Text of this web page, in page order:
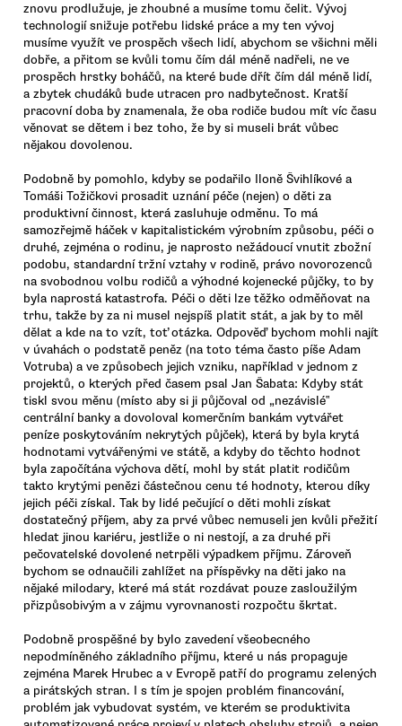
znovu prodlužuje, je zhoubné a musíme tomu čelit. Vývoj
technologií snižuje potřebu lidské práce a my ten vývoj
musíme využít ve prospěch všech lidí, abychom se všichni měli
dobře, a přitom se kvůli tomu čím dál méně nadřeli, ne ve
prospěch hrstky boháčů, na které bude dřít čím dál méně lidí,
a zbytek chudáků bude utracen pro nadbytečnost. Kratší
pracovní doba by znamenala, že oba rodiče budou mít víc času
věnovat se dětem i bez toho, že by si museli brát vůbec
nějakou dovolenou.
Podobně by pomohlo, kdyby se podařilo Iloně Švihlíkové a
Tomáši Tožičkovi prosadit uznání péče (nejen) o děti za
produktivní činnost, která zasluhuje odměnu. To má
samozřejmě háček v kapitalistickém výrobním způsobu, péči o
druhé, zejména o rodinu, je naprosto nežádoucí vnutit zbožní
podobu, standardní tržní vztahy v rodině, právo novorozenců
na svobodnou volbu rodičů a výhodné kojenecké půjčky, to by
byla naprostá katastrofa. Péči o děti lze těžko odměňovat na
trhu, takže by za ni musel nejspíš platit stát, a jak by to měl
dělat a kde na to vzít, toť otázka. Odpověď bychom mohli najít
v úvahách o podstatě peněz (na toto téma často píše Adam
Votruba) a ve způsobech jejich vzniku, například v jednom z
projektů, o kterých před časem psal Jan Šabata: Kdyby stát
tiskl svou měnu (místo aby si ji půjčoval od „nezávislé‟
centrální banky a dovoloval komerčním bankám vytvářet
peníze poskytováním nekrytých půjček), která by byla krytá
hodnotami vytvářenými ve státě, a kdyby do těchto hodnot
byla započítána výchova dětí, mohl by stát platit rodičům
takto krytými penězi částečnou cenu té hodnoty, kterou díky
jejich péči získal. Tak by lidé pečující o děti mohli získat
dostatečný příjem, aby za prvé vůbec nemuseli jen kvůli přežití
hledat jinou kariéru, jestliže o ni nestojí, a za druhé při
pečovatelské dovolené netrpěli výpadkem příjmu. Zároveň
bychom se odnaučili zahlížet na příspěvky na děti jako na
nějaké milodary, které má stát rozdávat pouze zasloužilým
přizpůsobivým a v zájmu vyrovnanosti rozpočtu škrtat.
Podobně prospěšné by bylo zavedení všeobecného
nepodmíněného základního příjmu, které u nás propaguje
zejména Marek Hrubec a v Evropě patří do programu zelených
a pirátských stran. I s tím je spojen problém financování,
problém jak vybudovat systém, ve kterém se produktivita